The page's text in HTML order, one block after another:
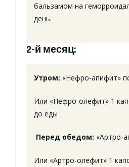
бальзамом на
день.
2-й месяц:
Утром: «Нефро-апифит»
Или «Нефро-олефит» 1
до еды
Перед обедом: «Артро-
Или «Артро-олефит» 1